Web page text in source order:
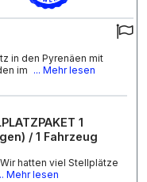
in den Pyrenäen mit
im ... Mehr lesen
1
/ 1 Fahrzeug
hatten viel Stellplätze
Mehr lesen